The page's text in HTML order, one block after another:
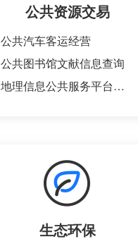
公共资源交易
公共汽车客运经营
公共图书馆文献信息查询
地理信息公共服务平台咨询、使用服务
生态环保